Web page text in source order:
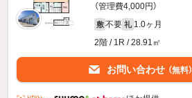
（管理費4,000円）
敷 不要 礼 1.0ヶ月
2階 / 1R / 28.91㎡
お問い合わせ （無料）